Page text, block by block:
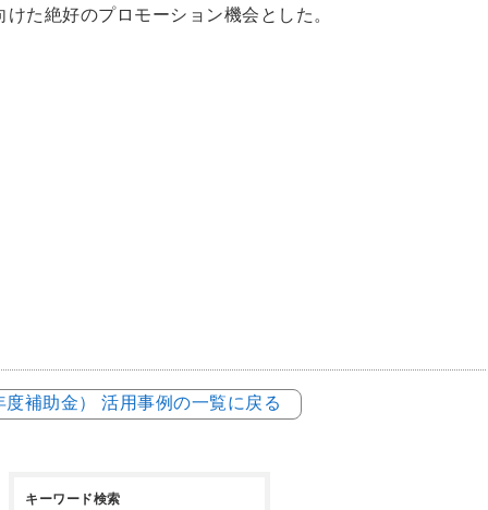
た絶好のプロモーション機会とした。
補助金） 活用事例の一覧に戻る
キーワード検索